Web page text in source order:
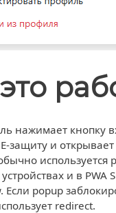
нажимает кнопку
защиту и открывает
используется
и в PWA
Если popup
redirect.